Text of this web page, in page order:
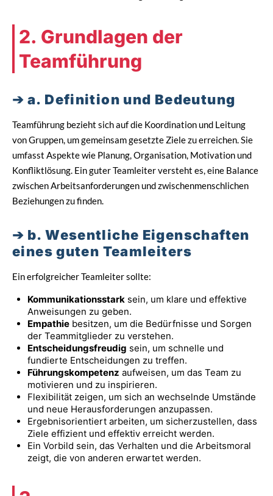
2. Grundlagen der
Teamführung
a. Definition und Bedeutung
Teamführung bezieht sich auf die Koordination und Leitung
von Gruppen, um gemeinsam gesetzte Ziele zu erreichen. Sie
umfasst Aspekte wie Planung, Organisation, Motivation und
Konfliktlösung. Ein guter Teamleiter versteht es, eine Balance
zwischen Arbeitsanforderungen und zwischenmenschlichen
Beziehungen zu finden.
b. Wesentliche Eigenschaften
eines guten Teamleiters
Ein erfolgreicher Teamleiter sollte:
Kommunikationsstark sein, um klare und effektive
Anweisungen zu geben.
Empathie besitzen, um die Bedürfnisse und Sorgen
der Teammitglieder zu verstehen.
Entscheidungsfreudig sein, um schnelle und
fundierte Entscheidungen zu treffen.
Führungskompetenz aufweisen, um das Team zu
motivieren und zu inspirieren.
Flexibilität zeigen, um sich an wechselnde Umstände
und neue Herausforderungen anzupassen.
Ergebnisorientiert arbeiten, um sicherzustellen, dass
Ziele effizient und effektiv erreicht werden.
Ein Vorbild sein, das Verhalten und die Arbeitsmoral
zeigt, die von anderen erwartet werden.